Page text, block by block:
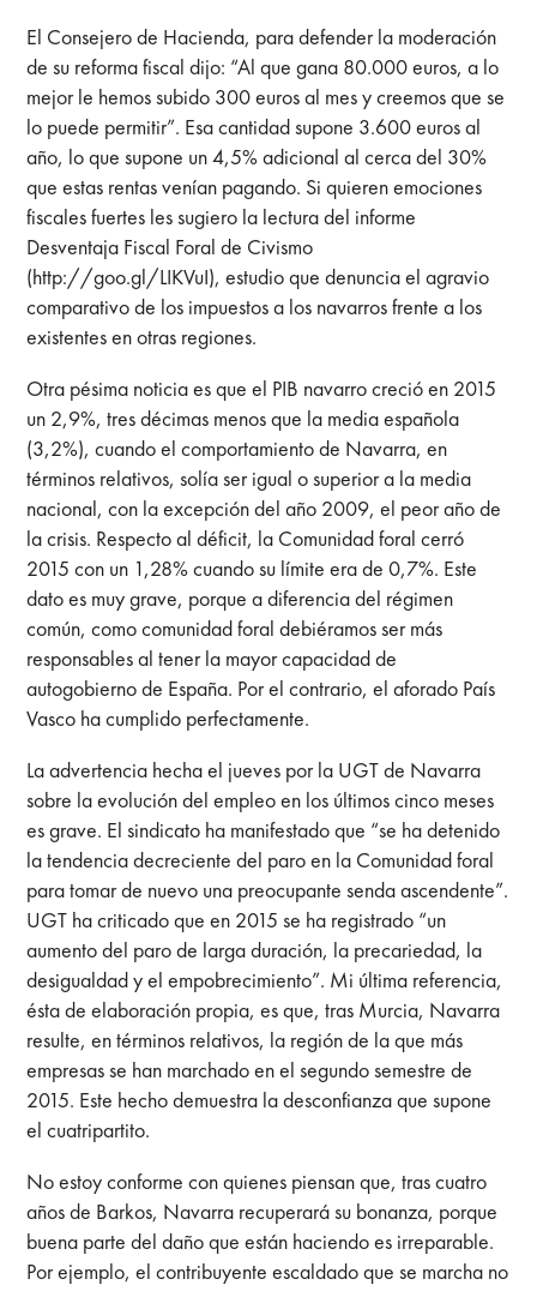
El Consejero de Hacienda, para defender la moderación
de su reforma fiscal dijo: “Al que gana 80.000 euros, a lo
mejor le hemos subido 300 euros al mes y creemos que se
lo puede permitir”. Esa cantidad supone 3.600 euros al
año, lo que supone un 4,5% adicional al cerca del 30%
que estas rentas venían pagando. Si quieren emociones
fiscales fuertes les sugiero la lectura del informe
Desventaja Fiscal Foral de Civismo
(http://goo.gl/LIKVuI), estudio que denuncia el agravio
comparativo de los impuestos a los navarros frente a los
existentes en otras regiones.
Otra pésima noticia es que el PIB navarro creció en 2015
un 2,9%, tres décimas menos que la media española
(3,2%), cuando el comportamiento de Navarra, en
términos relativos, solía ser igual o superior a la media
nacional, con la excepción del año 2009, el peor año de
la crisis. Respecto al déficit, la Comunidad foral cerró
2015 con un 1,28% cuando su límite era de 0,7%. Este
dato es muy grave, porque a diferencia del régimen
común, como comunidad foral debiéramos ser más
responsables al tener la mayor capacidad de
autogobierno de España. Por el contrario, el aforado País
Vasco ha cumplido perfectamente.
La advertencia hecha el jueves por la UGT de Navarra
sobre la evolución del empleo en los últimos cinco meses
es grave. El sindicato ha manifestado que “se ha detenido
la tendencia decreciente del paro en la Comunidad foral
para tomar de nuevo una preocupante senda ascendente”.
UGT ha criticado que en 2015 se ha registrado “un
aumento del paro de larga duración, la precariedad, la
desigualdad y el empobrecimiento”. Mi última referencia,
ésta de elaboración propia, es que, tras Murcia, Navarra
resulte, en términos relativos, la región de la que más
empresas se han marchado en el segundo semestre de
2015. Este hecho demuestra la desconfianza que supone
el cuatripartito.
No estoy conforme con quienes piensan que, tras cuatro
años de Barkos, Navarra recuperará su bonanza, porque
buena parte del daño que están haciendo es irreparable.
Por ejemplo, el contribuyente escaldado que se marcha no